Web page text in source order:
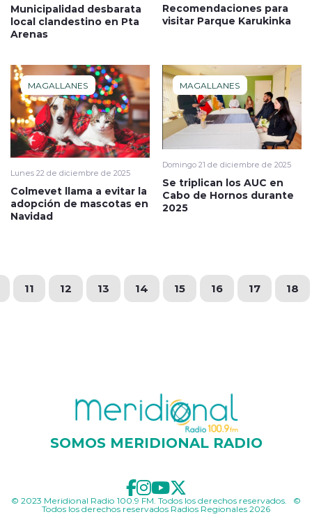
Municipalidad desbarata
local clandestino en Pta
Arenas
Recomendaciones para
visitar Parque Karukinka
MAGALLANES
Lunes 22 de diciembre de 2025
Colmevet llama a evitar la
adopción de mascotas en
Navidad
MAGALLANES
Domingo 21 de diciembre de 2025
Se triplican los AUC en
Cabo de Hornos durante
2025
11 12 13 14 15 16 17 18
SOMOS MERIDIONAL RADIO
© 2023 Meridional Radio 100.9 FM. Todos los derechos reservados. ©
Todos los derechos reservados Radios Regionales 2026